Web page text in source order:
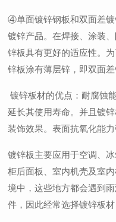
④单面镀锌钢板和双面差
镀锌产品。在焊接、涂装
锌板具有更好的适应性。
锌板涂有薄层锌，即双面差
镀锌板材的优点：耐腐蚀
延长其使用寿命。并且镀
装饰效果。表面抗氧化能
镀锌板主要应用于空调、
柜后面板、室内机壳及室
境中，这些地方都会遇到
件，因此经常选择镀锌板材